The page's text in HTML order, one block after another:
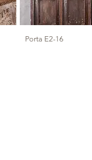
Porta E2-16